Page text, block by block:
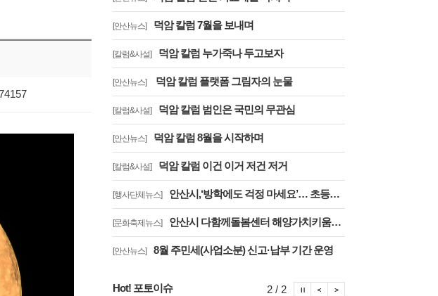
[안산뉴스] 덕암 칼럼 7월을 보내며
[칼럼&사설] 덕암 칼럼 누가죽나 두고보자
[안산뉴스] 덕암 칼럼 플랫폼 그림자의 눈물
[칼럼&사설] 덕암 칼럼 범인은 국민의 무관심
[안산뉴스] 덕암 칼럼 8월을 시작하며
[칼럼&사설] 덕암 칼럼 이건 이거 저건 저거
[행사단체뉴스] 안산시,‘방학에도 걱정 마세요’… 초등방학 틈새돌봄사업 추진
[문화축제뉴스] 안산시 다함께돌봄센터 해양가치키움터, 합창축제에서 감동의 무대
[안산뉴스] 8월 주민세(사업소분) 신고·납부 기간 운영
Hot! 포토이슈 2 / 2 포토이슈 이전보기
포토이슈 정지